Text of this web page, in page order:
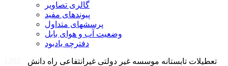
گالری تصاویر
پیوندهای مفید
پرسشهای متداول
وضعیت آب و هوای بابل
دفترچه یادبود
تعطیلات تابستانه موسسه غیر دولتی غیرانتفاعی راه دانش